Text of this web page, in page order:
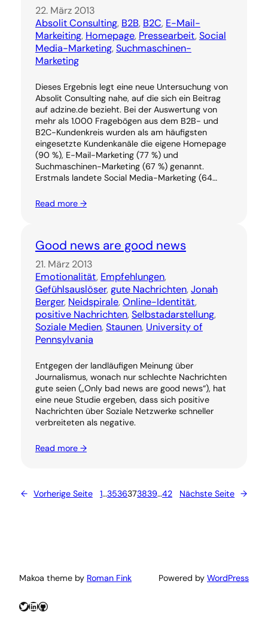
22. März 2013
Absolit Consulting, B2B, B2C, E-Mail-
Markeiting, Homepage, Pressearbeit, Social
Media-Marketing, Suchmaschinen-
Marketing
Dieses Ergebnis legt eine neue Untersuchung von
Absolit Consulting nahe, auf die sich ein Beitrag
auf adzine.de bezieht. Bei der Auswertung von
mehr als 1.000 Fragebögen aus dem B2B- und
B2C-Kundenkreis wurden als am häufigsten
eingesetzte Kundenkanäle die eigene Homepage
(90 %), E-Mail-Marketing (77 %) und
Suchmaschinen-Marketing (67 %) genannt.
Erstmals landete Social Media-Marketing (64…
Read more →
Good news are good news
21. März 2013
Emotionalität, Empfehlungen,
Gefühlsauslöser, gute Nachrichten, Jonah
Berger, Neidspirale, Online-Identität,
positive Nachrichten, Selbstadarstellung,
Soziale Medien, Staunen, University of
Pennsylvania
Entgegen der landläufigen Meinung über
Journalismus, wonach nur schlechte Nachrichten
gute seien („Only bad news are good news“), hat
eine neue Studie ergeben, dass sich positive
Nachrichten über Soziale Netzwerke schneller
verbreiteten als negative.
Read more →
← Vorherige Seite 1…3536373839…42 Nächste Seite →
Makoa theme by Roman Fink Powered by WordPress
Twitter
LinkedIn
GitHub